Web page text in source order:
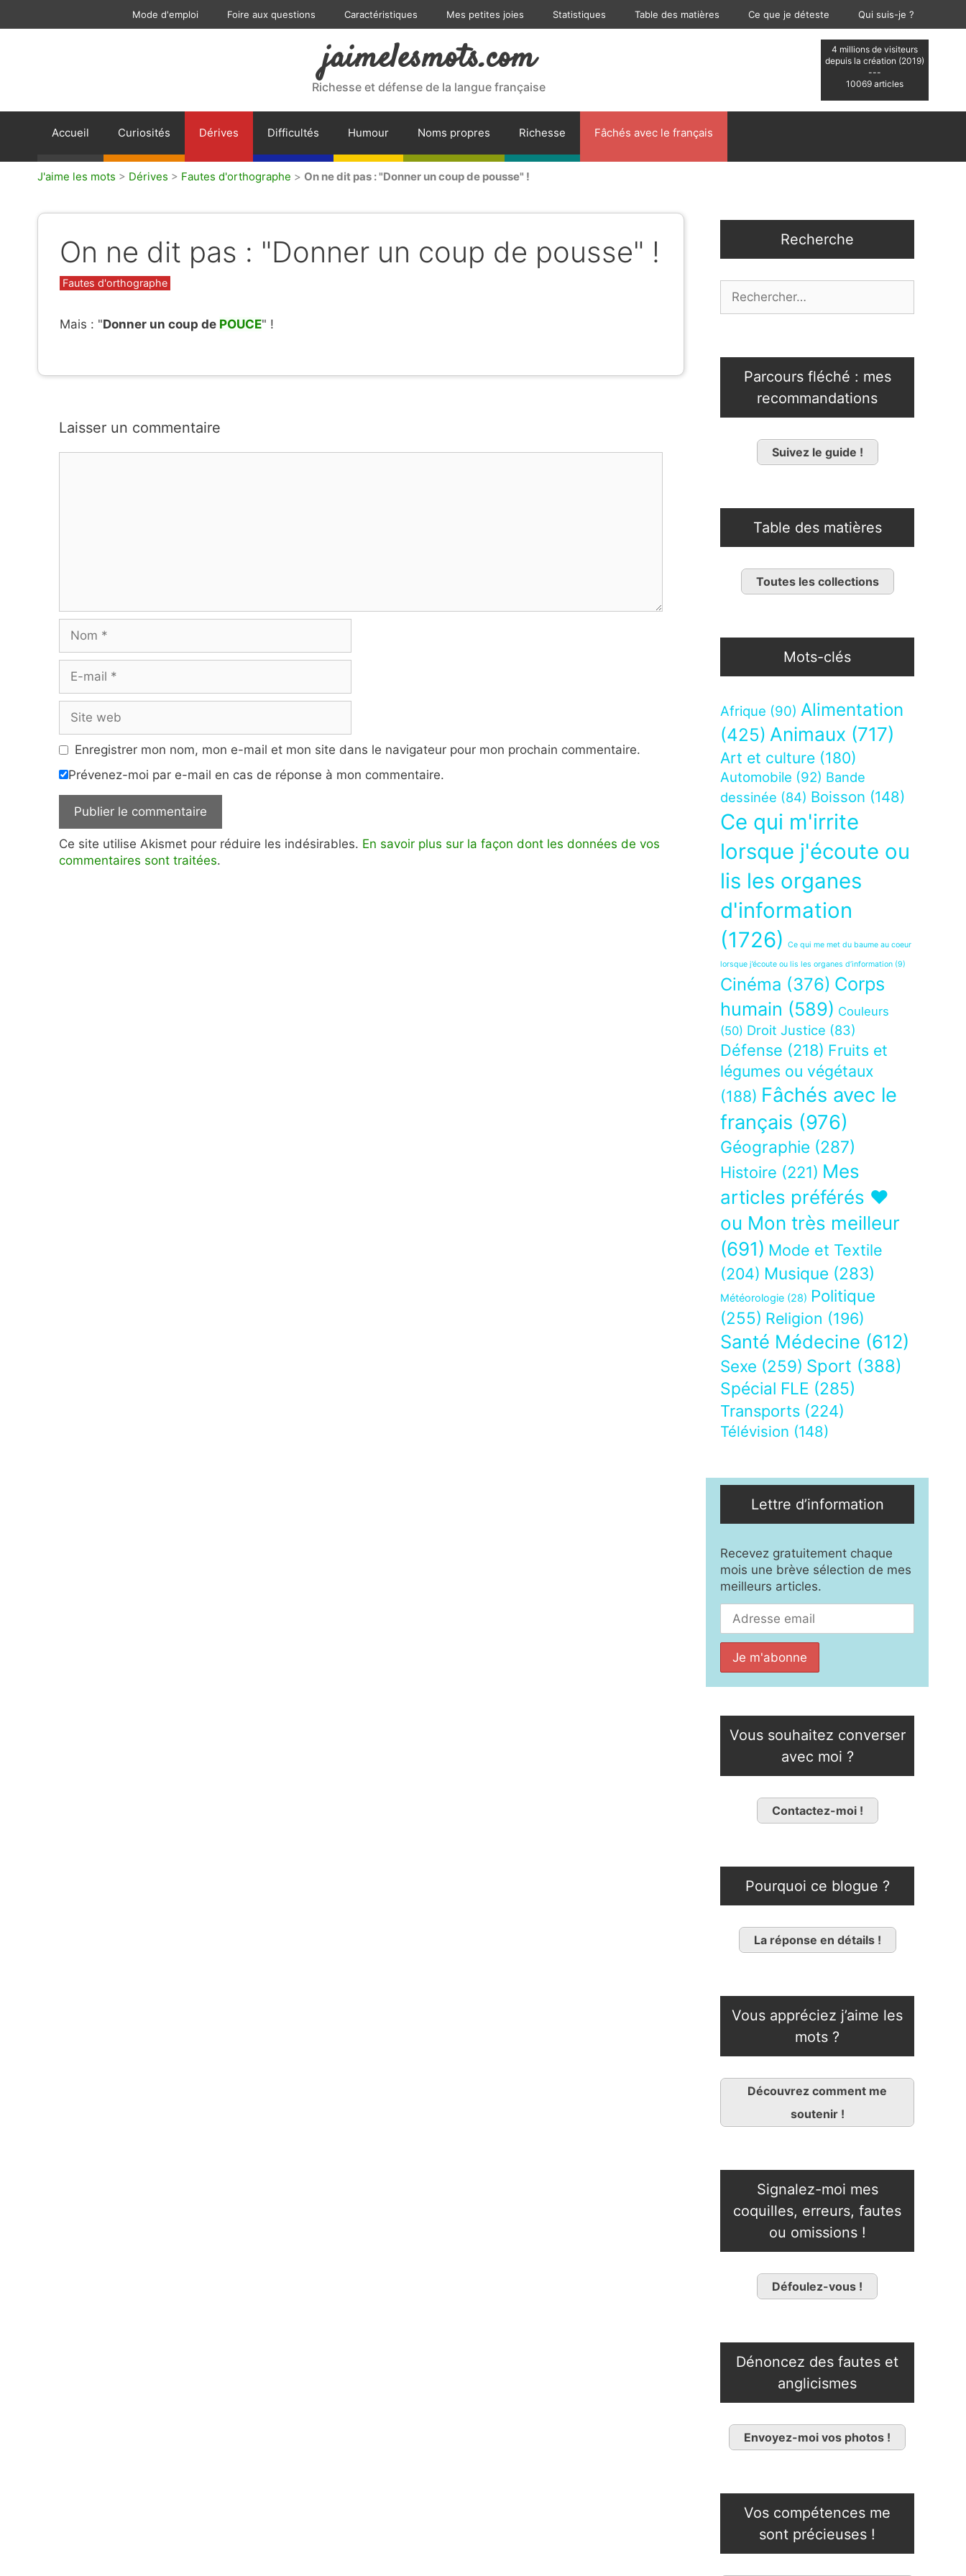
Mode d'emploi Foire aux questions Caractéristiques Mes petites joies Statistiques Table des matières Ce que je déteste Qui suis-je ?
4 millions de visiteurs
depuis la création (2019)
---
10069 articles
jaimelesmots.com
Richesse et défense de la langue française
Accueil Curiosités Dérives Difficultés Humour Noms propres Richesse Fâchés avec le français
J'aime les mots > Dérives > Fautes d'orthographe > On ne dit pas : "Donner un coup de pousse" !
On ne dit pas : "Donner un coup de pousse" !
Catégories
Fautes d'orthographe
Mais : "Donner un coup de POUCE" !
Laisser un commentaire
mail
web
Enregistrer mon nom, mon e-mail et mon site dans le navigateur pour mon prochain commentaire.
Prévenez-moi par e-mail en cas de réponse à mon commentaire.
Ce site utilise Akismet pour réduire les indésirables. En savoir plus sur la façon dont les données de vos
commentaires sont traitées.
Recherche
Parcours fléché : mes
recommandations
Suivez le guide !
Table des matières
Toutes les collections
Mots-clés
Afrique (90) Alimentation
(425) Animaux (717)
Art et culture (180)
Automobile (92) Bande
dessinée (84) Boisson (148)
Ce qui m'irrite
lorsque j'écoute ou
lis les organes
d'information
(1726)
Ce qui me met du baume au coeur
lorsque j’écoute ou lis les organes d’information (9)
Cinéma (376) Corps
humain (589) Couleurs
(50) Droit Justice (83)
Défense (218) Fruits et
légumes ou végétaux
(188) Fâchés avec le
français (976)
Géographie (287)
Histoire (221) Mes
articles préférés ❤
ou Mon très meilleur
(691) Mode et Textile
(204) Musique (283)
Météorologie (28) Politique
(255) Religion (196)
Santé Médecine (612)
Sexe (259) Sport (388)
Spécial FLE (285)
Transports (224)
Télévision (148)
Lettre d’information
Recevez gratuitement chaque
mois une brève sélection de mes
meilleurs articles.
Vous souhaitez converser
avec moi ?
Contactez-moi !
Pourquoi ce blogue ?
La réponse en détails !
Vous appréciez j’aime les
mots ?
Découvrez comment me
soutenir !
Signalez-moi mes
coquilles, erreurs, fautes
ou omissions !
Défoulez-vous !
Dénoncez des fautes et
anglicismes
Envoyez-moi vos photos !
Vos compétences me
sont précieuses !